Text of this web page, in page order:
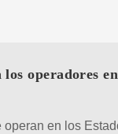
operadores
operan en los